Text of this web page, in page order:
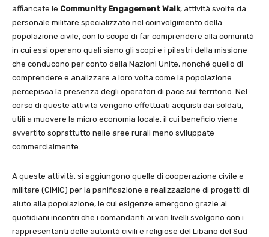
affiancate le Community Engagement Walk, attività svolte da
personale militare specializzato nel coinvolgimento della
popolazione civile, con lo scopo di far comprendere alla comunità
in cui essi operano quali siano gli scopi e i pilastri della missione
che conducono per conto della Nazioni Unite, nonché quello di
comprendere e analizzare a loro volta come la popolazione
percepisca la presenza degli operatori di pace sul territorio. Nel
corso di queste attività vengono effettuati acquisti dai soldati,
utili a muovere la micro economia locale, il cui beneficio viene
avvertito soprattutto nelle aree rurali meno sviluppate
commercialmente.
A queste attività, si aggiungono quelle di cooperazione civile e
militare (CIMIC) per la panificazione e realizzazione di progetti di
aiuto alla popolazione, le cui esigenze emergono grazie ai
quotidiani incontri che i comandanti ai vari livelli svolgono con i
rappresentanti delle autorità civili e religiose del Libano del Sud